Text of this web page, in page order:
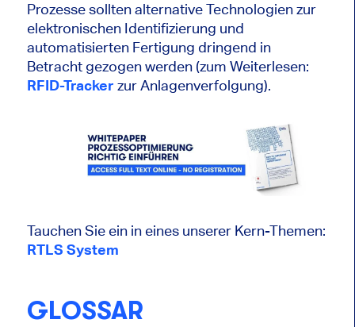
Prozesse sollten alternative Technologien zur
elektronischen Identifizierung und
automatisierten Fertigung dringend in
Betracht gezogen werden (zum Weiterlesen:
RFID-Tracker zur Anlagenverfolgung).
Tauchen Sie ein in eines unserer Kern-Themen:
RTLS System
GLOSSAR